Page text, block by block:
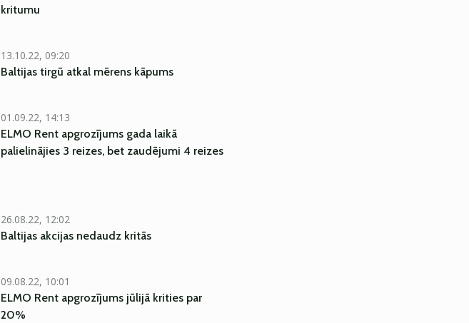
kritumu
13.10.22, 09:20
Baltijas tirgū atkal mērens kāpums
01.09.22, 14:13
ELMO Rent apgrozījums gada laikā
palielinājies 3 reizes, bet zaudējumi 4 reizes
26.08.22, 12:02
Baltijas akcijas nedaudz kritās
09.08.22, 10:01
ELMO Rent apgrozījums jūlijā krities par
20%